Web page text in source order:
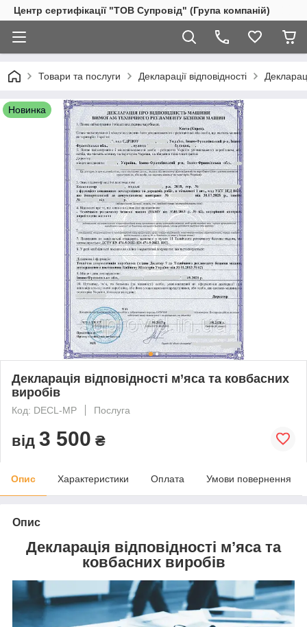
Центр сертифікації "ТОВ Супровід" (Група компаній)
Товари та послуги Декларації відповідності
Новинка
Декларація відповідності м’яса та ковбасних
виробів
Код: DECL-MP Послуга
від 3 500 ₴
Опис Характеристики Оплата Умови повернення
Опис
Декларація відповідності м’яса та
ковбасних виробів